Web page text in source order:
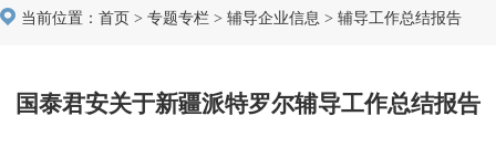
当前位置： 首页 > 专题专栏 > 辅导企业信息 > 辅导工作总结报告
国泰君安关于新疆派特罗尔辅导工作总结报告